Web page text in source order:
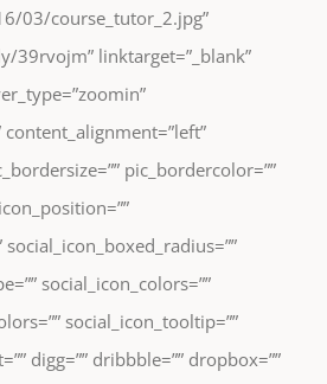
03/course_tutor_2.jpg”
39rvojm” linktarget=”_blank”
content_alignment=”left”
pic_bordercolor=””
social_icon_boxed_radius=””
social_icon_colors=””
social_icon_tooltip=””
digg=”” dribbble=”” dropbox=””